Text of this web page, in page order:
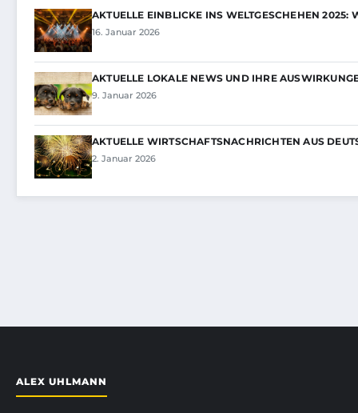
AKTUELLE EINBLICKE INS WELTGESCHEHEN 2025:
16. Januar 2026
AKTUELLE LOKALE NEWS UND IHRE
9. Januar 2026
AKTUELLE WIRTSCHAFTSNACHRICHTEN AUS
2. Januar 2026
ALEX UHLMANN